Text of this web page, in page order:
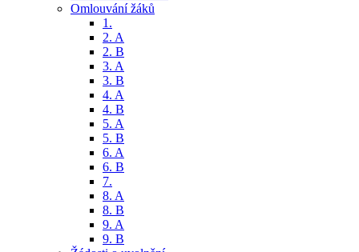
Omlouvání žáků
1.
2. A
2. B
3. A
3. B
4. A
4. B
5. A
5. B
6. A
6. B
7.
8. A
8. B
9. A
9. B